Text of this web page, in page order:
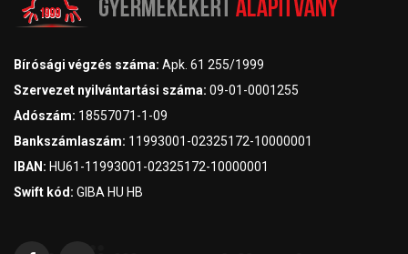
Bírósági végzés száma: Apk. 61 255/1999
Szervezet nyilvántartási száma: 09-01-0001255
Adószám: 18557071-1-09
Bankszámlaszám: 11993001-02325172-10000001
IBAN: HU61-11993001-02325172-10000001
Swift kód: GIBA HU HB